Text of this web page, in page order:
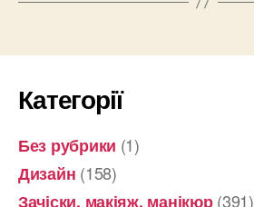
Категорії
Без рубрики (1)
Дизайн (158)
Зачіски, макіяж, манікюр(391)